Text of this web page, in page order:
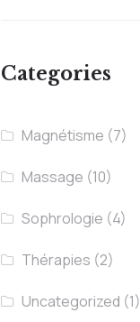
Categories
Magnétisme (7)
Massage (10)
Sophrologie (4)
Thérapies (2)
Uncategorized (1)